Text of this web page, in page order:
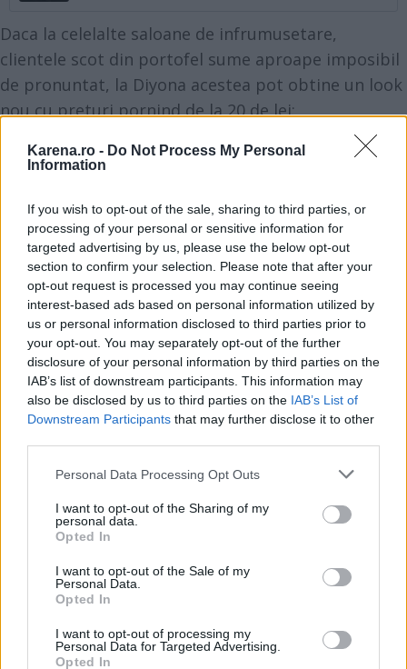
Karena.ro - Do Not Process My Personal
Information
If you wish to opt-out of the sale, sharing to third parties, or
processing of your personal or sensitive information for
targeted advertising by us, please use the below opt-out
section to confirm your selection. Please note that after your
opt-out request is processed you may continue seeing
interest-based ads based on personal information utilized by
us or personal information disclosed to third parties prior to
your opt-out. You may separately opt-out of the further
disclosure of your personal information by third parties on the
IAB’s list of downstream participants. This information may
also be disclosed by us to third parties on the IAB’s List of
Downstream Participants that may further disclose it to other
Please note that this website/app uses one or more Google
not limited to your visit or usage behaviour. You may click to
grant or deny consent to Google and its third-party tags to
use your data for below specified purposes in below Google
consent section.
Personal Data Processing Opt Outs
I want to opt-out of the Sharing of my
personal data.
Opted In
I want to opt-out of the Sale of my
Personal Data.
Opted In
I want to opt-out of processing my
Personal Data for Targeted Advertising.
Opted In
Daca la celelalte saloane de infrumusetare,
clientele scot din portofel sume aproape imposibil
de pronuntat, la Diyona acestea pot obtine un look
nou cu preturi pornind de la 20 de lei:
COAFAT PAR SCURT
COAFAT PAR LUNG 35 LEI
COC
70 LEI
COAFAT MIREASA
95 LEI
Ofertele speciale ale Salonului Diyona includ:
Pachet Tuns + Spalat + Coafat Par Scurt 30 RON
Pachet Tuns + Spalat + Coafat Par Mediu 35 RON
Inainte de a trece la coafura, trebuie sa te
pregatesti temeinic cu cateva ritualuri de
infrumusetare. Epilatul, pensatul, o masca
hidratanta si alte cateva trucuri de beauty te ajuta
sa arati ca cea mai frumoasa varianta a ta in cea
mai importanta zi.